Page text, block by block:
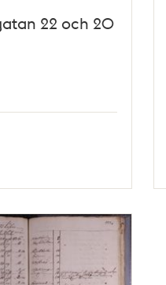
22 och 20